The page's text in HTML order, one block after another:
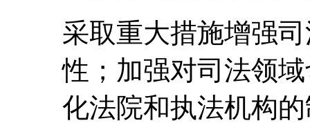
采取重大措施增强
性；加强对司法领
化法院和执法机构